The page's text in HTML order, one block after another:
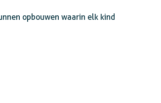
opbouwen waarin elk kind